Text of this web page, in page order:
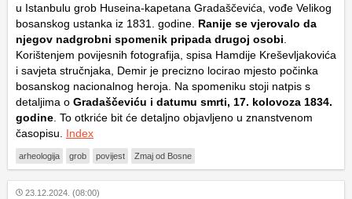
u Istanbulu grob Huseina-kapetana Gradaščevića, vođe Velikog
bosanskog ustanka iz 1831. godine. Ranije se vjerovalo da
njegov nadgrobni spomenik pripada drugoj osobi.
Korištenjem povijesnih fotografija, spisa Hamdije Kreševljakovića
i savjeta stručnjaka, Demir je precizno locirao mjesto počinka
bosanskog nacionalnog heroja. Na spomeniku stoji natpis s
detaljima o Gradaščeviću i datumu smrti, 17. kolovoza 1834.
godine. To otkriće bit će detaljno objavljeno u znanstvenom
časopisu. Index
arheologija grob povijest Zmaj od Bosne
23.12.2024. (08:00)